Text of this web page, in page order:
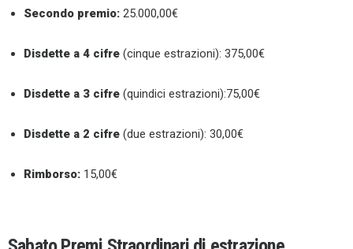
Secondo premio: 25.000,00€
Disdette a 4 cifre (cinque estrazioni): 375,00€
Disdette a 3 cifre (quindici estrazioni):75,00€
Disdette a 2 cifre (due estrazioni): 30,00€
Rimborso: 15,00€